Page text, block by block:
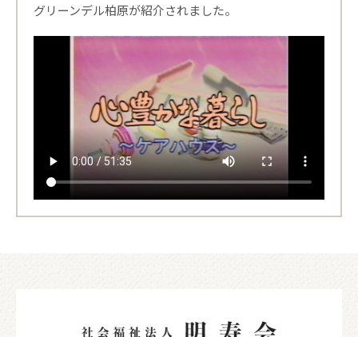
グリーンデル柏原が紹介されました。